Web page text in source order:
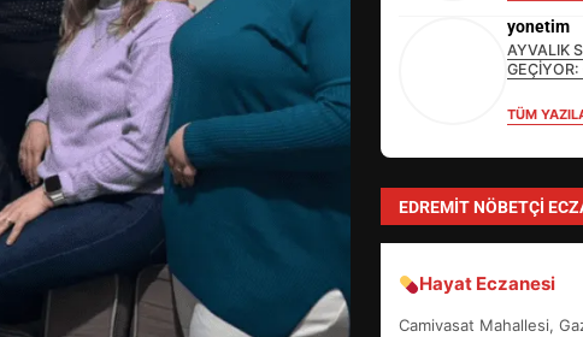
yonetim
AYVALIK
TÜM
İşte O Sır
EDREMIT NÖBETÇI